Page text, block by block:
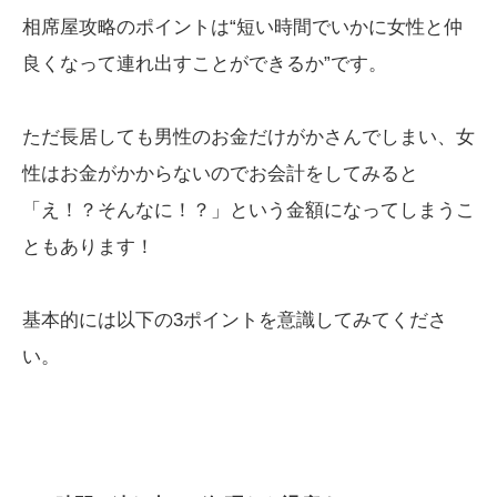
相席屋攻略のポイントは“短い時間でいかに女性と仲
良くなって連れ出すことができるか”です。
ただ長居しても男性のお金だけがかさんでしまい、女
性はお金がかからないのでお会計をしてみると
「え！？そんなに！？」という金額になってしまうこ
ともあります！
基本的には以下の3ポイントを意識してみてくださ
い。